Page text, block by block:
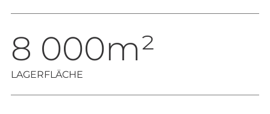
8 000m²
LAGERFLÄCHE